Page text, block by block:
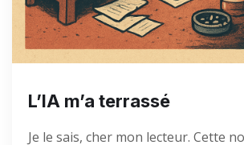
L’IA m’a terrassé
Je le sais, cher mon lecteur. Cette